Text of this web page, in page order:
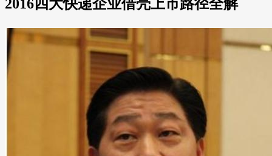
2016四大快递企业借壳上市路径全解